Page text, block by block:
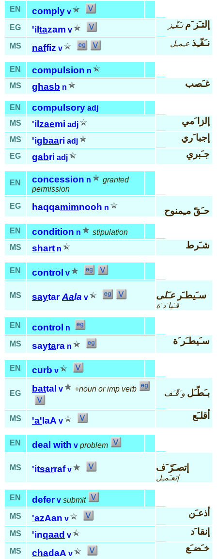
EN comply v
EG
'il tazam v
إلتـَز َم نـَفّـِز
MS naffiz v
نـَفّـِذ عـِمـِل
EN compulsion n
MS
ghasb n غـَصب
EN compulsory adj
MS
'il zaemi adj إلزا َمي
MS 'igbaari adj إجبا َري
EG gabri adj جـَبري
EN concession n
granted
permission
EG haqqamimnooh n حـَقّ مـِمنوح
EN condition n
stipulation
MS
shart n شـَرط
EN control v
MS saytarAala v سـَيطـَرعـَلى
قـَيا َد َة
EN control
n
MS
saytara n
سـَيطـَر َة
EN curb v
EG battal v +noun or imp verb بـَطّـَل و َقّـَف
MS 'a' laA v
أقلـَع
EN deal with v problem
MS 'itsarraf v إتصـَرّ َف
إتعـَمـِل
EN defer v submit
MS
'azAan v
أذعـَن
MS 'inqaad v إنقا َد
MS chadaA v
خـَضـَع